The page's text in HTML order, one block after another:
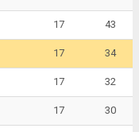
17 43
17 34
17 32
17 30